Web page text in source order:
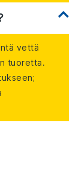
vettä
tuoretta.